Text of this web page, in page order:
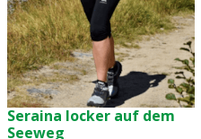
Seraina locker auf dem
Seeweg